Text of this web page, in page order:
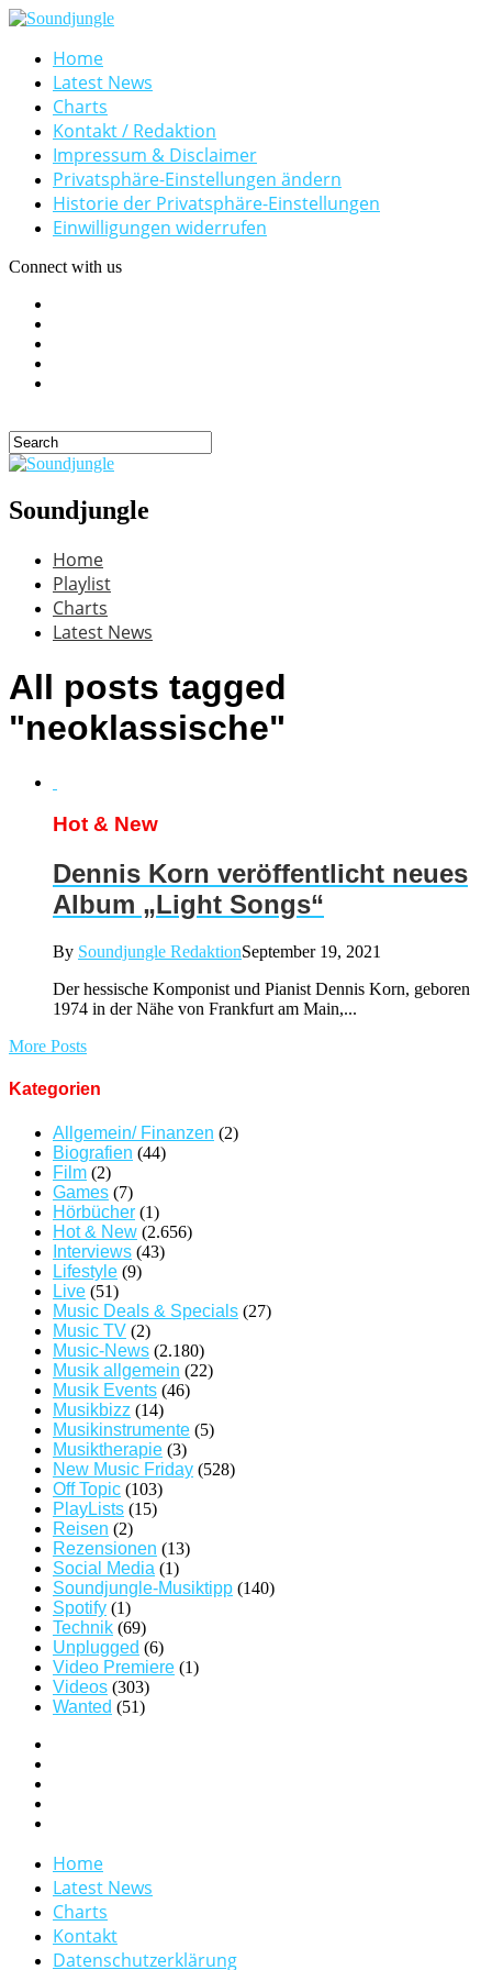
Home
Latest News
Charts
Kontakt / Redaktion
Impressum & Disclaimer
Privatsphäre-Einstellungen ändern
Historie der Privatsphäre-Einstellungen
Einwilligungen widerrufen
Connect with us
Soundjungle
Home
Playlist
Charts
Latest News
All posts tagged
"neoklassische"
Hot & New
Dennis Korn veröffentlicht neues
Album „Light Songs“
By Soundjungle RedaktionSeptember 19, 2021
Der hessische Komponist und Pianist Dennis Korn, geboren
1974 in der Nähe von Frankfurt am Main,...
More Posts
Kategorien
Allgemein/ Finanzen (2)
Biografien (44)
Film (2)
Games (7)
Hörbücher (1)
Hot & New (2.656)
Interviews (43)
Lifestyle (9)
Live (51)
Music Deals & Specials (27)
Music TV (2)
Music-News (2.180)
Musik allgemein (22)
Musik Events (46)
Musikbizz (14)
Musikinstrumente (5)
Musiktherapie (3)
New Music Friday (528)
Off Topic (103)
PlayLists (15)
Reisen (2)
Rezensionen (13)
Social Media (1)
Soundjungle-Musiktipp (140)
Spotify (1)
Technik (69)
Unplugged (6)
Video Premiere (1)
Videos (303)
Wanted (51)
Home
Latest News
Charts
Kontakt
Datenschutzerklärung